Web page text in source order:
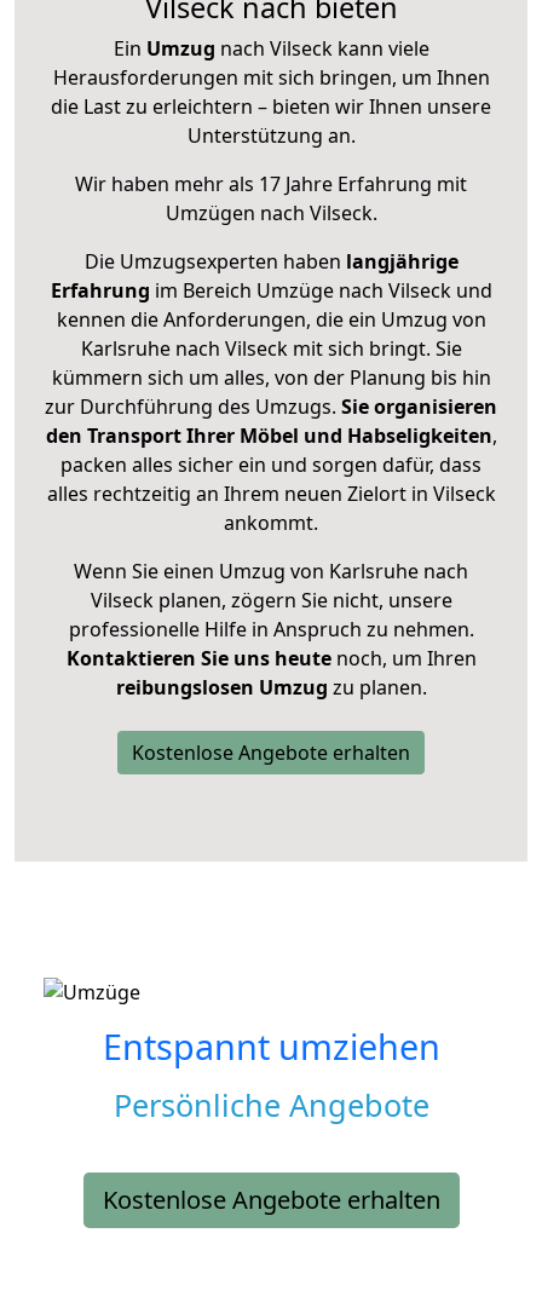
Ein Umzug nach Vilseck kann viele
Herausforderungen mit sich bringen, um Ihnen
die Last zu erleichtern – bieten wir Ihnen unsere
Unterstützung an.
Wir haben mehr als 17 Jahre Erfahrung mit
Umzügen nach Vilseck.
Die Umzugsexperten haben langjährige
Erfahrung im Bereich Umzüge nach Vilseck und
kennen die Anforderungen, die ein Umzug von
Karlsruhe nach Vilseck mit sich bringt. Sie
kümmern sich um alles, von der Planung bis hin
zur Durchführung des Umzugs. Sie organisieren
den Transport Ihrer Möbel und Habseligkeiten,
packen alles sicher ein und sorgen dafür, dass
alles rechtzeitig an Ihrem neuen Zielort in Vilseck
ankommt.
Wenn Sie einen Umzug von Karlsruhe nach
Vilseck planen, zögern Sie nicht, unsere
professionelle Hilfe in Anspruch zu nehmen.
Kontaktieren Sie uns heutenoch, um Ihren
reibungslosen Umzug zu planen.
Kostenlose Angebote erhalten
Entspannt umziehen
Persönliche Angebote
Kostenlose Angebote erhalten